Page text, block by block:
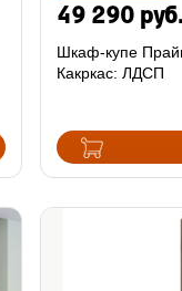
49 290 руб.
Шкаф-купе
Какркас: ЛДСП